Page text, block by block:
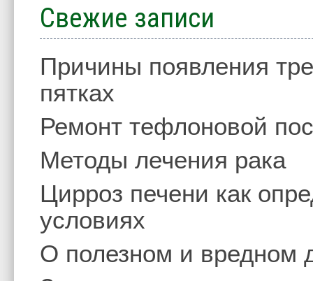
Свежие записи
Причины появления
пятках
Ремонт тефлоновой
Методы лечения рака
Цирроз печени как
условиях
О полезном и вредном